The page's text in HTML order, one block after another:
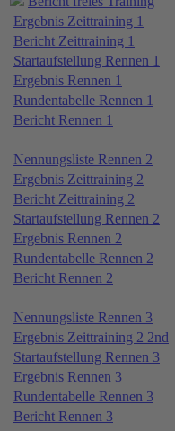
Ergebnis Zeittraining 1
Bericht Zeittraining 1
Startaufstellung Rennen 1
Ergebnis Rennen 1
Rundentabelle Rennen 1
Bericht Rennen 1
Nennungsliste Rennen 2
Ergebnis Zeittraining 2
Bericht Zeittraining 2
Startaufstellung Rennen 2
Ergebnis Rennen 2
Rundentabelle Rennen 2
Bericht Rennen 2
Nennungsliste Rennen 3
Ergebnis Zeittraining 2 2nd
Startaufstellung Rennen 3
Ergebnis Rennen 3
Rundentabelle Rennen 3
Bericht Rennen 3